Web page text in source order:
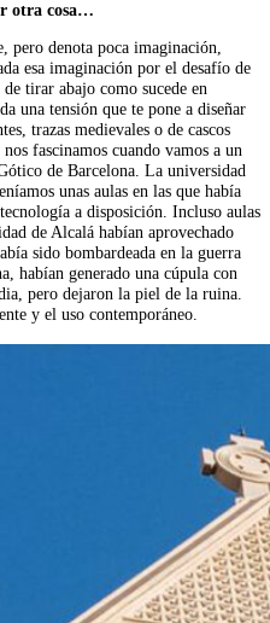
otra cosa…
pero denota poca imaginación,
esa imaginación por el desafío de
tirar abajo como sucede en
una tensión que te pone a diseñar
trazas medievales o de cascos
fascinamos cuando vamos a un
de Barcelona. La universidad
unas aulas en las que había
a disposición. Incluso aulas
de Alcalá habían aprovechado
sido bombardeada en la guerra
habían generado una cúpula con
pero dejaron la piel de la ruina.
y el uso contemporáneo.